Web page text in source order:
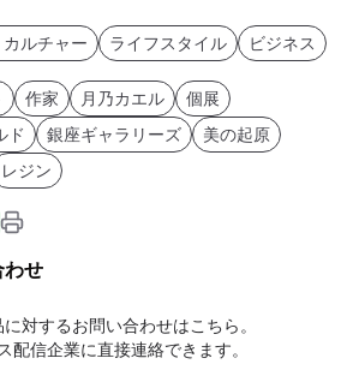
ルチャー ライフスタイル ビジネス
作家 月乃カエル
個展
ド
銀座ギャラリーズ
美の起原
レジン
わせ
対するお問い合わせはこちら。
配信企業に直接連絡できます。